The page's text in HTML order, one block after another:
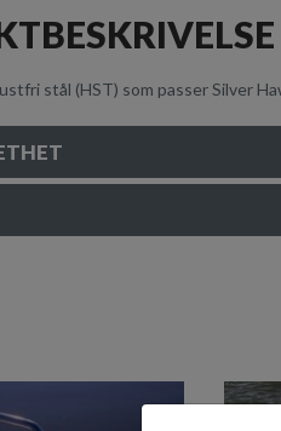
stål (HST) som passer Silver